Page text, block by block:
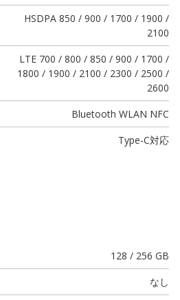
HSDPA 850 / 900 / 1700 / 1900 /
2100
LTE 700 / 800 / 850 / 900 / 1700 /
1800 / 1900 / 2100 / 2300 / 2500 /
2600
Bluetooth WLAN NFC
Type-C対応
128 / 256 GB
なし